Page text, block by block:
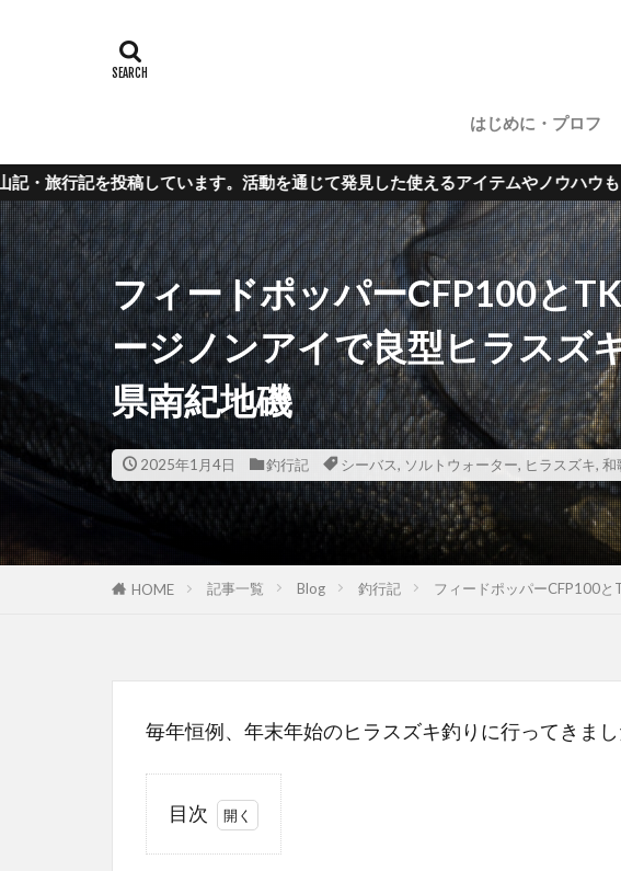
はじめに・プロフ
した使えるアイテムやノウハウもご紹介。
フィードポッパーCFP100と
ージノンアイで良型ヒラスズ
県南紀地磯
2025年1月4日 釣行記 シーバス, ソルトウォーター, ヒラスズキ, 和
HOME 記事一覧 Blog 釣行記 フィードポッパーCFP100
毎年恒例、年末年始のヒラスズキ釣りに行ってきまし
目次